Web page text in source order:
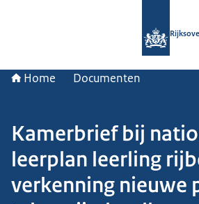
Home Documenten
Kamerbrief bij
leerplan leerling
verkenning nieuwe